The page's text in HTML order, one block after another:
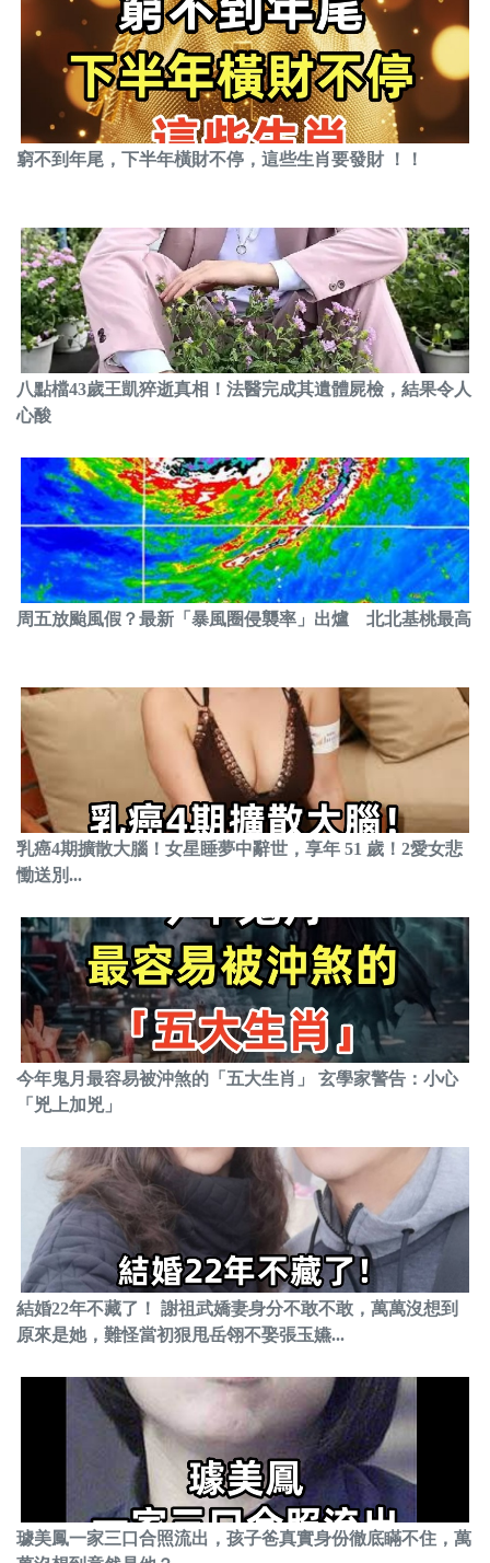
窮不到年尾，下半年橫財不停，這些生肖要發財 ！！
八點檔43歲王凱猝逝真相！法醫完成其遺體屍檢，結果令人
心酸
周五放颱風假？最新「暴風圈侵襲率」出爐 北北基桃最高
乳癌4期擴散大腦！女星睡夢中辭世，享年 51 歲！2愛女悲
慟送別...
今年鬼月最容易被沖煞的「五大生肖」 玄學家警告：小心
「兇上加兇」
結婚22年不藏了！ 謝祖武嬌妻身分不敢不敢，萬萬沒想到
原來是她，難怪當初狠甩岳翎不娶張玉嬿...
璩美鳳一家三口合照流出，孩子爸真實身份徹底瞞不住，萬